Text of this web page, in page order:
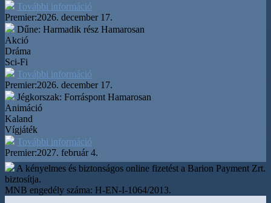
További információ
Premier:2026. december 17.
Dűne: Harmadik rész Hamarosan
Akció
Dráma
Sci-Fi
További információ
Premier:2026. december 17.
Jégkorszak: Forráspont Hamarosan
Animáció
Kaland
Vígjáték
További információ
Premier:2027. február 4.
A kényelmes és biztonságos online fizetést a Barion Payment Zrt.
biztosítja.
MNB engedély száma: H-EN-I-1064/2013.